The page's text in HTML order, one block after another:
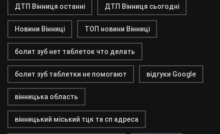
ДТП Вінниця останні ДТП Вінниця сьогодні
Новини Вінниці ТОП новини Вінниці
болит зуб нет таблеток что делать
болит зуб таблетки не помогают відгуки Google
вінницька область
вінницький міський тцк та сп адреса